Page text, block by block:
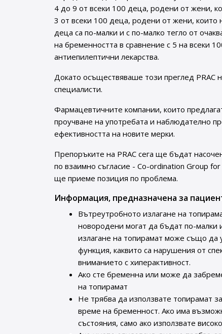
4 до 9 от всеки 100 деца, родени от жени,
3 от всеки 100 деца, родени от жени, които
деца са по-малки и с по-малко тегло от
на бременността в сравнение с 5 на всеки
антиепилептични лекарства.
Докато осъществяваше този преглед PRAC
специалисти.
Фармацевтичните компании, които
проучване на употребата и наблюдателно
ефективността на новите мерки.
Препоръките на PRAC сега ще бъдат
по взаимно съгласие - Co-ordination Group
ще приеме позиция по проблема.
Информация, предназначена за
Вътреутробното излагане на
новородени могат да бъдат по-малки
излагане на топирамат може също да
функция, каквито са нарушения от
вниманието с хиперактивност.
Ако сте бременна или може да
на топирамат
Не трябва да използвате топирамат
време на бременност. Ако има
състояния, само ако използвате